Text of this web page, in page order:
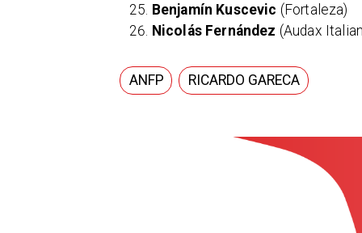
Benjamín Kuscevic (Fortaleza)
Nicolás Fernández (Audax
ANFP RICARDO GARECA